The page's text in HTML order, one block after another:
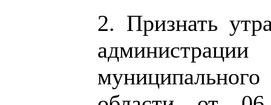
2. Признать